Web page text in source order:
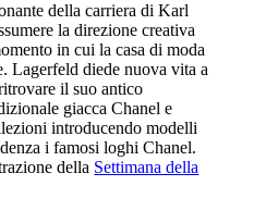
della carriera di Karl
la direzione creativa
in cui la casa di moda
Lagerfeld diede nuova vita a
il suo antico
giacca Chanel e
introducendo modelli
i famosi loghi Chanel.
della Settimana della